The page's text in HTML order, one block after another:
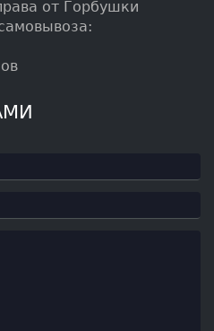
от Горбушки